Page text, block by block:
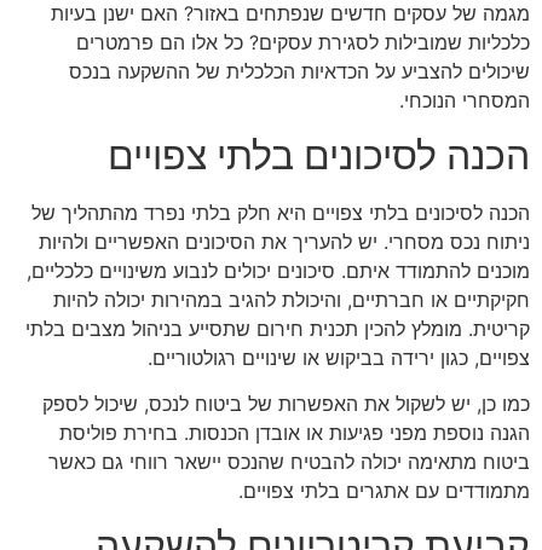
מגמה של עסקים חדשים שנפתחים באזור? האם ישנן בעיות
כלכליות שמובילות לסגירת עסקים? כל אלו הם פרמטרים
שיכולים להצביע על הכדאיות הכלכלית של ההשקעה בנכס
המסחרי הנוכחי.
הכנה לסיכונים בלתי צפויים
הכנה לסיכונים בלתי צפויים היא חלק בלתי נפרד מהתהליך של
ניתוח נכס מסחרי. יש להעריך את הסיכונים האפשריים ולהיות
מוכנים להתמודד איתם. סיכונים יכולים לנבוע משינויים כלכליים,
חקיקתיים או חברתיים, והיכולת להגיב במהירות יכולה להיות
קריטית. מומלץ להכין תכנית חירום שתסייע בניהול מצבים בלתי
צפויים, כגון ירידה בביקוש או שינויים רגולטוריים.
כמו כן, יש לשקול את האפשרות של ביטוח לנכס, שיכול לספק
הגנה נוספת מפני פגיעות או אובדן הכנסות. בחירת פוליסת
ביטוח מתאימה יכולה להבטיח שהנכס יישאר רווחי גם כאשר
מתמודדים עם אתגרים בלתי צפויים.